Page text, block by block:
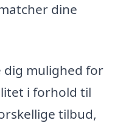
dine
dig mulighed for
i forhold til
tilbud,